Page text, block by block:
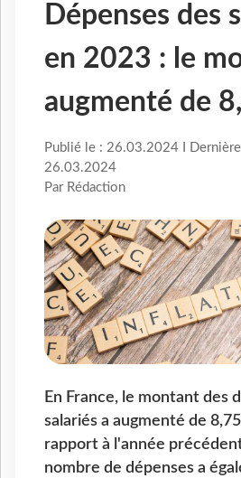
Dépenses des
en 2023 : le
augmenté de
Publié le : 26.03.2024 I
26.03.2024
Par Rédaction
En France, le montant des
salariés a augmenté de
rapport à l'année
nombre de dépenses a